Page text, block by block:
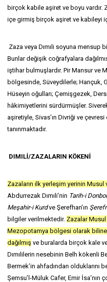
birçok kabile aşiret ve boyu vardır.
içe girmiş birçok aşiret ve kabileyi
Zaza veya Dımıli soyuna mensup
Bunlar değişik coğrafyalara
iştihar bulmuşlardır. Pir Mansur ve
bölgesinde, Süveydilerle; Hançuk,
Hüseyin oğulları; Çemişgezek,
hâkimiyetlerini sürdürmüşler.
aşiretiyle, Sivas’ın Divriği ve
tanınmaktadır.
DIMILİ/ZAZALARIN KÖKENİ
Zazaların ilk yerleşim yerinin
Abdurrezak Dımıli’nin Tarih-i
Meşahir-i Kurdve Şerefhan’ın
bilgiler verilmektedir. Zazalar
Mezopotamya bölgesi olarak bilinen
dağılmış ve buralarda birçok kale
Dımılilerin nesebinin Belh kökenli
Bermek’in ahfadından olduklarını
Şemsu’l-Müluk Cafer, Emir İsa’nın